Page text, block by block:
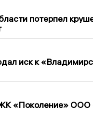
потерпел
иск к
«Поколение» ООО